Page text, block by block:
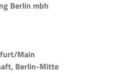
Berlin mbh
Main
Berlin-Mitte